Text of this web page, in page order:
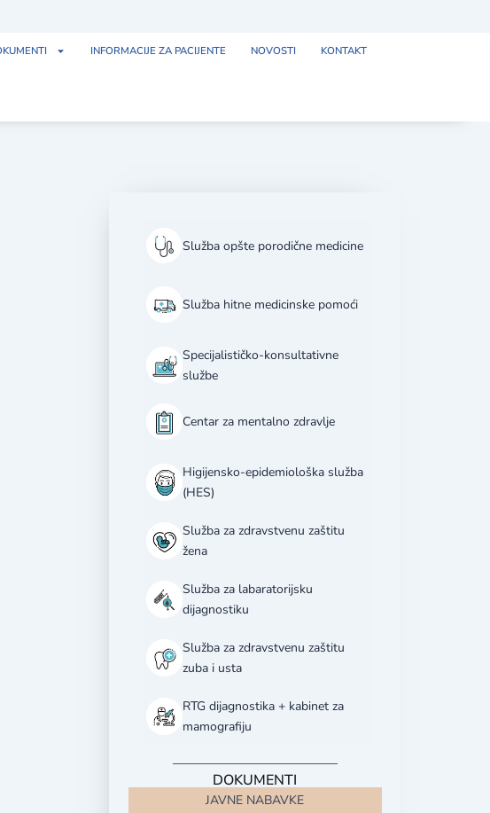
INFORMACIJE ZA PACIJENTE NOVOSTI KONTAKT
Služba opšte porodične medicine
Služba hitne medicinske pomoći
Specijalističko-konsultativne
službe
Centar za mentalno zdravlje
Higijensko-epidemiološka služba
(HES)
Služba za zdravstvenu zaštitu
žena
Služba za labaratorijsku
dijagnostiku
Služba za zdravstvenu zaštitu
zuba i usta
RTG dijagnostika + kabinet za
mamografiju
DOKUMENTI
JAVNE NABAVKE